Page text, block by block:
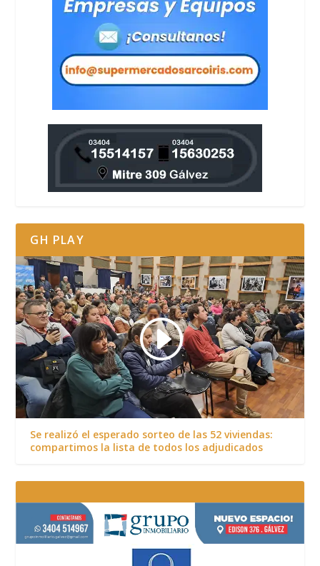
GH PLAY
Se realizó el esperado sorteo de las 52 viviendas:
compartimos la lista de todos los adjudicados